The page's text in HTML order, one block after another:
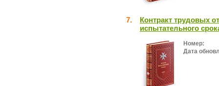
7.
Контракт трудовых
испытательного
Номер:
Дата